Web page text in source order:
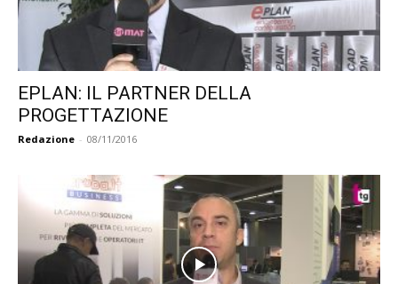
EPLAN: IL PARTNER DELLA
PROGETTAZIONE
Redazione - 08/11/2016